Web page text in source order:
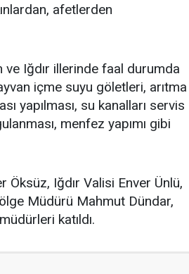
afetlerden
ve Iğdır illerinde faal durumda
içme suyu göletleri, arıtma
yapılması, su kanalları servis
menfez yapımı gibi
Öksüz, Iğdır Valisi Enver Ünlü,
Müdürü Mahmut Dündar,
katıldı.